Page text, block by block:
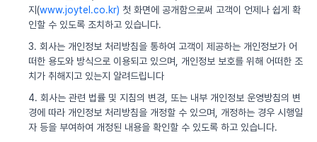
지(www.joytel.co.kr) 첫 화면에 공개함으로써 고객이 언제나 쉽게 확
인할 수 있도록 조치하고 있습니다.
3. 회사는 개인정보 처리방침을 통하여 고객이 제공하는 개인정보가 어
떠한 용도와 방식으로 이용되고 있으며, 개인정보 보호를 위해 어떠한 조
치가 취해지고 있는지 알려드립니다
4. 회사는 관련 법률 및 지침의 변경, 또는 내부 개인정보 운영방침의 변
경에 따라 개인정보 처리방침을 개정할 수 있으며, 개정하는 경우 시행일
자 등을 부여하여 개정된 내용을 확인할 수 있도록 하고 있습니다.